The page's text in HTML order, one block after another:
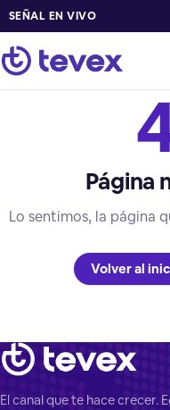
SEÑAL EN VIVO
Página
Lo sentimos, la página
Volver al
El canal que te hace crecer.